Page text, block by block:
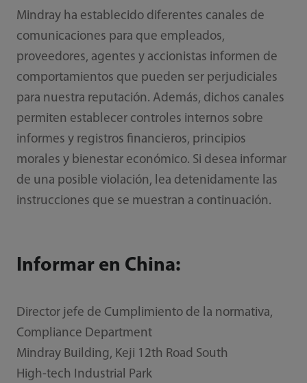
Mindray ha establecido diferentes canales de
comunicaciones para que empleados,
proveedores, agentes y accionistas informen de
comportamientos que pueden ser perjudiciales
para nuestra reputación. Además, dichos canales
permiten establecer controles internos sobre
informes y registros financieros, principios
morales y bienestar económico. Si desea informar
de una posible violación, lea detenidamente las
instrucciones que se muestran a continuación.
Informar en China:
Director jefe de Cumplimiento de la normativa,
Compliance Department
Mindray Building, Keji 12th Road South
High-tech Industrial Park